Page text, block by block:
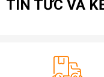
TIN TỨC VÀ